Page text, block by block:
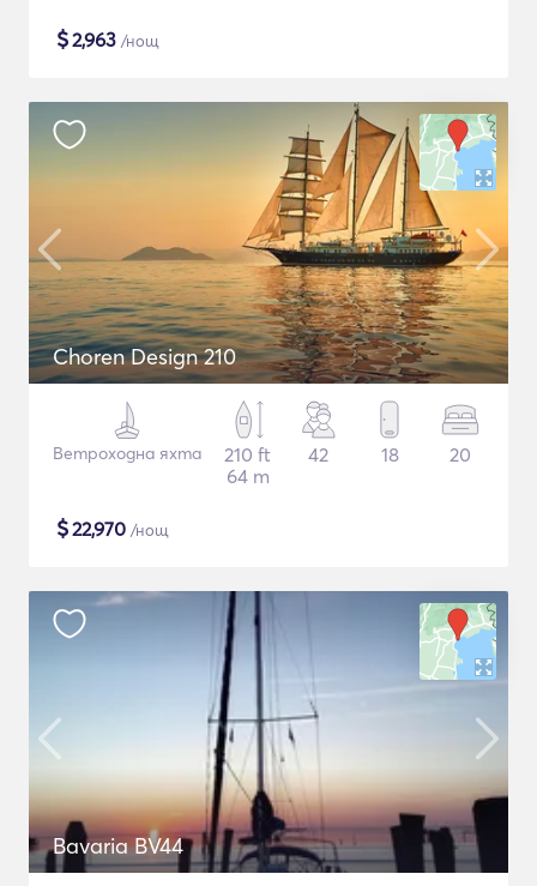
$2,963 /нощ
Choren Design 210
Ветроходна яхта
210 ft
64 m
42 18 20
$22,970 /нощ
Bavaria BV44